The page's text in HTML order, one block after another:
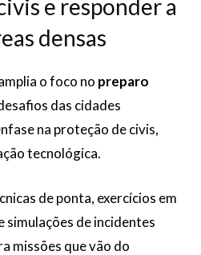
e responder a
densas
o foco no preparo
das cidades
na proteção de civis,
tecnológica.
de ponta, exercícios em
simulações de incidentes
missões que vão do